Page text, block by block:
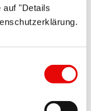
auf "Details
Kragen